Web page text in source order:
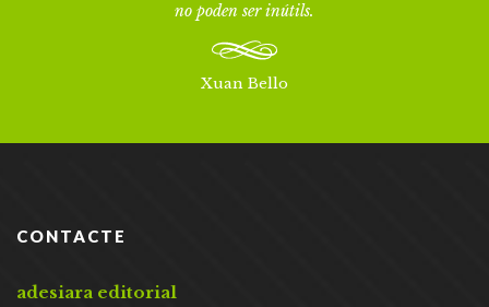
no poden ser inútils.
Xuan Bello
CONTACTE
adesiara editorial